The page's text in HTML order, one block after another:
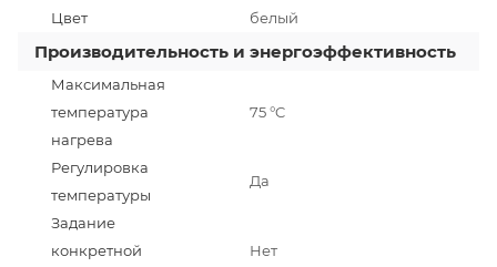
Цвет белый
Производительность и энергоэффективность
Максимальная
температура
нагрева
75 °C
Регулировка
температуры
Да
Задание
конкретной
Нет